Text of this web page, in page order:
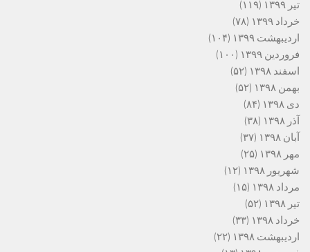
تیر ۱۳۹۹
(۱۱۹)
خرداد ۱۳۹۹
(۷۸)
اردیبهشت ۱۳۹۹
(۱۰۴)
فروردین ۱۳۹۹
(۱۰۰)
اسفند ۱۳۹۸
(۵۲)
بهمن ۱۳۹۸
(۵۲)
دی ۱۳۹۸
(۸۴)
آذر ۱۳۹۸
(۳۸)
آبان ۱۳۹۸
(۳۷)
مهر ۱۳۹۸
(۲۵)
شهریور ۱۳۹۸
(۱۲)
مرداد ۱۳۹۸
(۱۵)
تیر ۱۳۹۸
(۵۲)
خرداد ۱۳۹۸
(۳۳)
اردیبهشت ۱۳۹۸
(۲۲)